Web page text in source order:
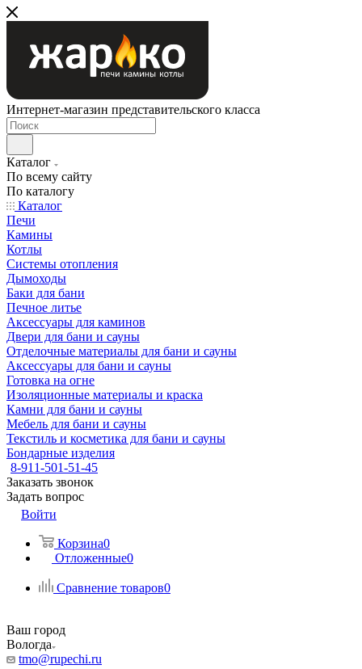
Интернет-магазин представительского класса
Каталог
По всему сайту
По каталогу
Каталог
Печи
Камины
Котлы
Системы отопления
Дымоходы
Баки для бани
Печное литье
Аксессуары для каминов
Двери для бани и сауны
Отделочные материалы для бани и сауны
Аксессуары для бани и сауны
Готовка на огне
Изоляционные материалы и краска
Камни для бани и сауны
Мебель для бани и сауны
Текстиль и косметика для бани и сауны
Бондарные изделия
8-911-501-51-45
Заказать звонок
Задать вопрос
Войти
Корзина0
Отложенные0
Сравнение товаров0
Ваш город
Вологда
tmo@rupechi.ru